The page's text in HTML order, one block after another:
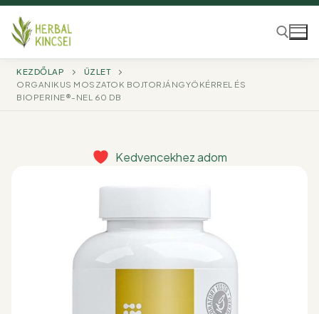
Ugrás
tartalomra
Keresése:
KEZDŐLAP
ÜZLET
ORGANIKUS MOSZATOK BOJTORJÁNGYÖKÉRREL ÉS
BIOPERINE®-NEL 60 DB
Kedvencekhez adom